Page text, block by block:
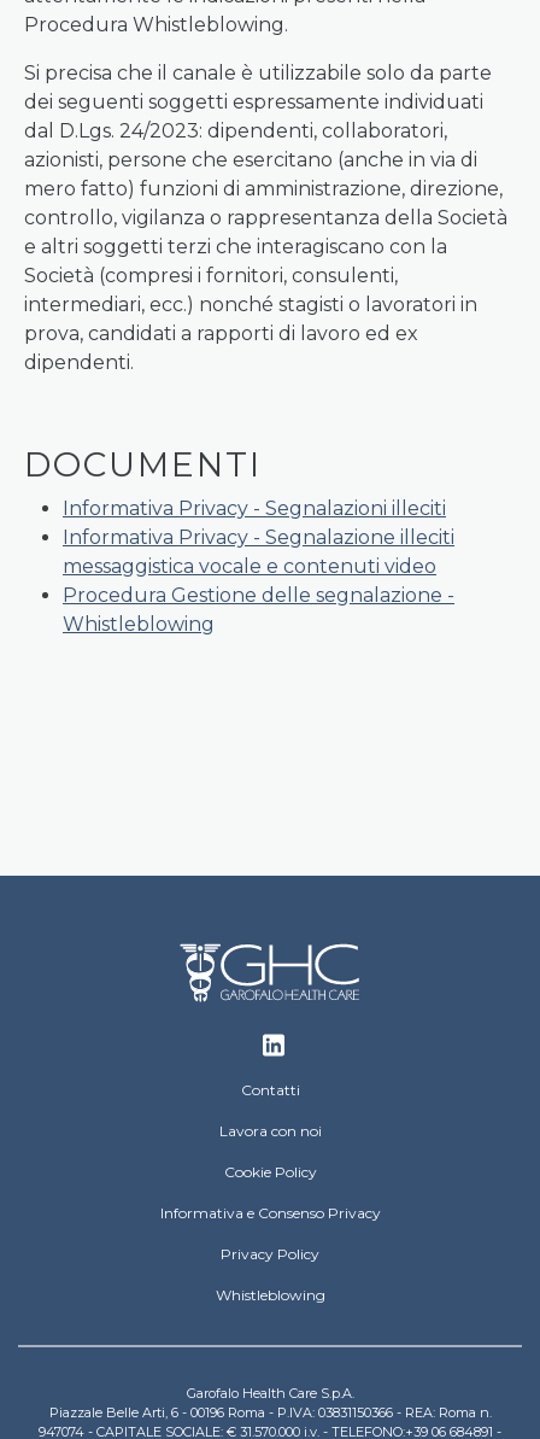
Procedura Whistleblowing.
Si precisa che il canale è utilizzabile solo da parte
dei seguenti soggetti espressamente individuati
dal D.Lgs. 24/2023: dipendenti, collaboratori,
azionisti, persone che esercitano (anche in via di
mero fatto) funzioni di amministrazione, direzione,
controllo, vigilanza o rappresentanza della Società
e altri soggetti terzi che interagiscano con la
Società (compresi i fornitori, consulenti,
intermediari, ecc.) nonché stagisti o lavoratori in
prova, candidati a rapporti di lavoro ed ex
dipendenti.
DOCUMENTI
Informativa Privacy - Segnalazioni illeciti
Informativa Privacy - Segnalazione illeciti
messaggistica vocale e contenuti video
Procedura Gestione delle segnalazione -
Whistleblowing
Contatti
Lavora con noi
Cookie Policy
Informativa e Consenso Privacy
Privacy Policy
Whistleblowing
Garofalo Health Care S.p.A.
Piazzale Belle Arti, 6 - 00196 Roma - P.IVA: 03831150366 - REA: Roma n.
947074 - CAPITALE SOCIALE: € 31.570.000 i.v. - TELEFONO:+39 06 684891 -